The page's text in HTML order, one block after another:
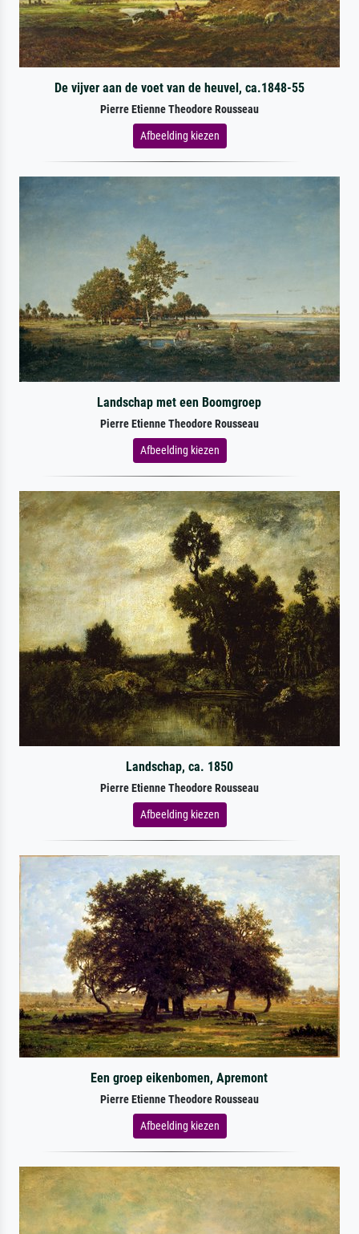
De vijver aan de voet van de heuvel, ca.1848-55
Pierre Etienne Theodore Rousseau
Afbeelding kiezen
Landschap met een Boomgroep
Pierre Etienne Theodore Rousseau
Afbeelding kiezen
Landschap, ca. 1850
Pierre Etienne Theodore Rousseau
Afbeelding kiezen
Een groep eikenbomen, Apremont
Pierre Etienne Theodore Rousseau
Afbeelding kiezen